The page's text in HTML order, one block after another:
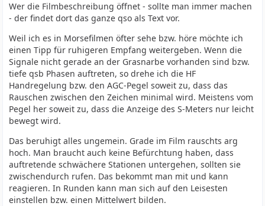
Alle externen Inhalte anzeigen
Durch die Aktivierung der externen Inhalte erklären Sie sich damit
einverstanden, dass personenbezogene Daten an Drittplattformen
übermittelt werden. Mehr Informationen dazu haben wir in
unserer Datenschutzerklärung zur Verfügung gestellt.
... und die Contestvideos ebenfalls. Alle Tempi sind für
mich gut lesbar. Und Du hast in etwa die gleiche
Mithörtonöhe wie ich.
Schön wäre noch etwas spezielles zu QRS so zwischen 10
und 12 WpM zu haben. Als Motivation, gutes Beispiel. Ich
habe nix wirklich Brauchbares bei YT gefunden. Nur so
eine Idee...
Wer die Filmbeschreibung öffnet - sollte man immer machen
- der findet dort das ganze qso als Text vor.
Weil ich es in Morsefilmen öfter sehe bzw. höre möchte ich
einen Tipp für ruhigeren Empfang weitergeben. Wenn die
Signale nicht gerade an der Grasnarbe vorhanden sind bzw.
tiefe qsb Phasen auftreten, so drehe ich die HF
Handregelung bzw. den AGC-Pegel soweit zu, dass das
Rauschen zwischen den Zeichen minimal wird. Meistens vom
Pegel her soweit zu, dass die Anzeige des S-Meters nur leicht
bewegt wird.
Das beruhigt alles ungemein. Grade im Film rauschts arg
hoch. Man braucht auch keine Befürchtung haben, dass
auftretende schwächere Stationen untergehen, sollten sie
zwischendurch rufen. Das bekommt man mit und kann
reagieren. In Runden kann man sich auf den Leisesten
einstellen bzw. einen Mittelwert bilden.